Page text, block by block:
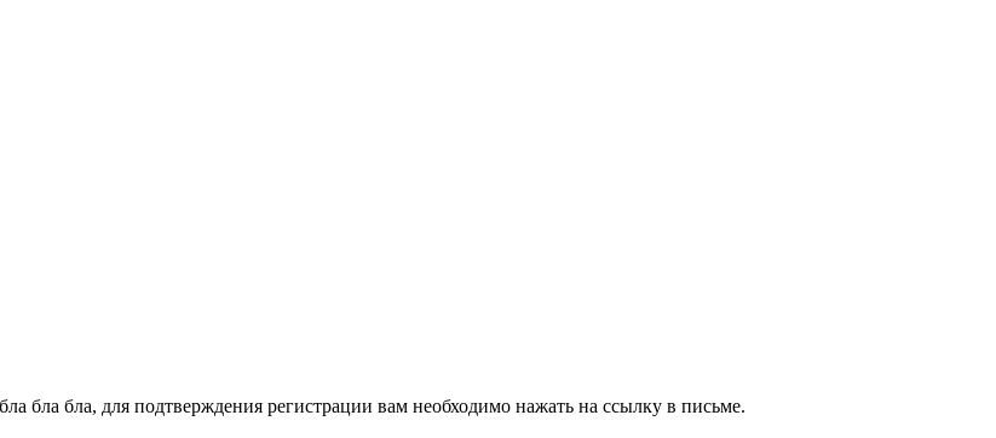
бла бла, для подтверждения регистрации вам необходимо нажать на ссылку в письме.